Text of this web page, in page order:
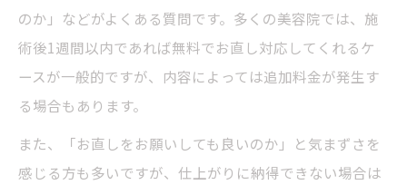
のか」などがよくある質問です。多くの美容院では、施
術後1週間以内であれば無料でお直し対応してくれるケ
ースが一般的ですが、内容によっては追加料金が発生す
る場合もあります。
また、「お直しをお願いしても良いのか」と気まずさを
感じる方も多いですが、仕上がりに納得できない場合は